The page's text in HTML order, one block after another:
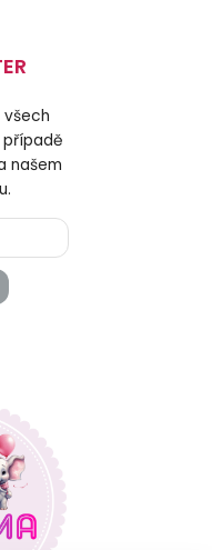
případě
našem